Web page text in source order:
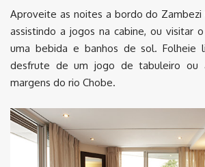
Aproveite as noites a bordo do Zambezi
assistindo a jogos na cabine, ou visitar
uma bebida e banhos de sol. Folheie
desfrute de um jogo de tabuleiro ou
margens do rio Chobe.